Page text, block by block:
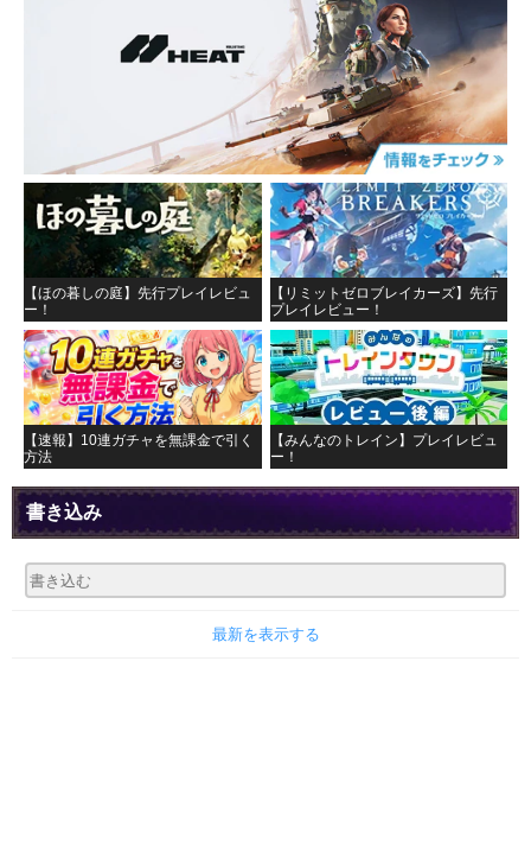
【ほの暮しの庭】先行プレイレビュ
ー！
【リミットゼロブレイカーズ】先行
プレイレビュー！
【速報】10連ガチャを無課金で引く
方法
【みんなのトレイン】プレイレビュ
ー！
書き込み
最新を表示する